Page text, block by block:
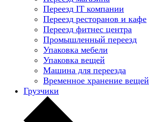
Переезд IT компании
Переезд ресторанов и кафе
Переезд фитнес центра
Промышленный переезд
Упаковка мебели
Упаковка вещей
Машина для переезда
Временное хранение вещей
Грузчики